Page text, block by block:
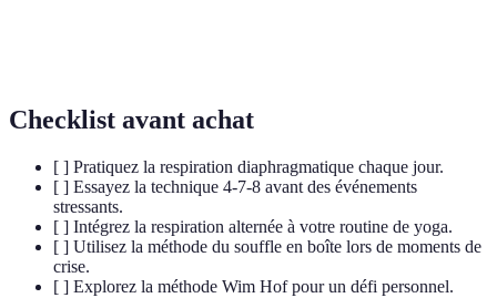
Checklist avant achat
[ ] Pratiquez la respiration diaphragmatique chaque jour.
[ ] Essayez la technique 4-7-8 avant des événements
stressants.
[ ] Intégrez la respiration alternée à votre routine de yoga.
[ ] Utilisez la méthode du souffle en boîte lors de moments de
crise.
[ ] Explorez la méthode Wim Hof pour un défi personnel.